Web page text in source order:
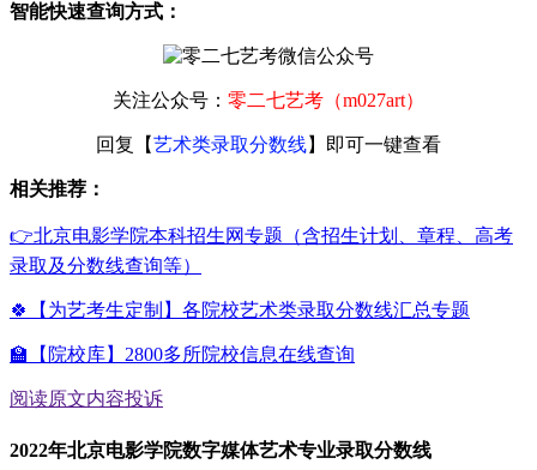
智能快速查询方式：
关注公众号： 零二七艺考（m027art）
回复【艺术类录取分数线】即可一键查看
相关推荐：
👉北京电影学院本科招生网专题（含招生计划、章程、高考
录取及分数线查询等）
🍀【为艺考生定制】各院校艺术类录取分数线汇总专题
🏫【院校库】2800多所院校信息在线查询
阅读原文内容投诉
2022年北京电影学院数字媒体艺术专业录取分数线